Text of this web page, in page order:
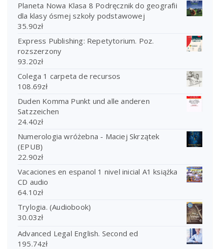
Planeta Nowa Klasa 8 Podręcznik do geografii
dla klasy ósmej szkoły podstawowej
35.90zł
Express Publishing: Repetytorium. Poz.
rozszerzony
93.20zł
Colega 1 carpeta de recursos
108.69zł
Duden Komma Punkt und alle anderen
Satzzeichen
24.40zł
Numerologia wróżebna - Maciej Skrzątek
(EPUB)
22.90zł
Vacaciones en espanol 1 nivel inicial A1 książka
CD audio
64.10zł
Trylogia. (Audiobook)
30.03zł
Advanced Legal English. Second ed
195.74zł